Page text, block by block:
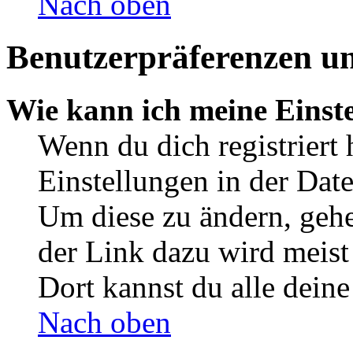
Benutzerpräferenzen
Wie kann ich meine
Wenn du dich registriert
Einstellungen in der
Um diese zu ändern,
der Link dazu wird
Dort kannst du alle
Nach oben